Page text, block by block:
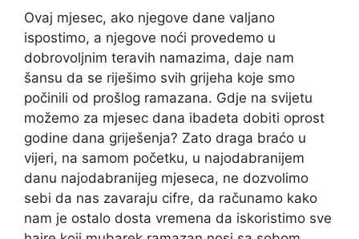
Ovaj mjesec, ako njegove dane valjano
ispostimo, a njegove noći provedemo u
dobrovoljnim teravih namazima, daje nam
šansu da se riješimo svih grijeha koje smo
počinili od prošlog ramazana. Gdje na svijetu
možemo za mjesec dana ibadeta dobiti oprost
godine dana griješenja? Zato draga braćo u
vijeri, na samom početku, u najodabranijem
danu najodabranijeg mjeseca, ne dozvolimo
sebi da nas zavaraju cifre, da računamo kako
nam je ostalo dosta vremena da iskoristimo sve